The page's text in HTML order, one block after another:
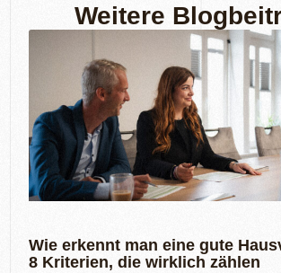
Weitere
Wie erkennt man eine gute
8 Kriterien, die wirklich zählen